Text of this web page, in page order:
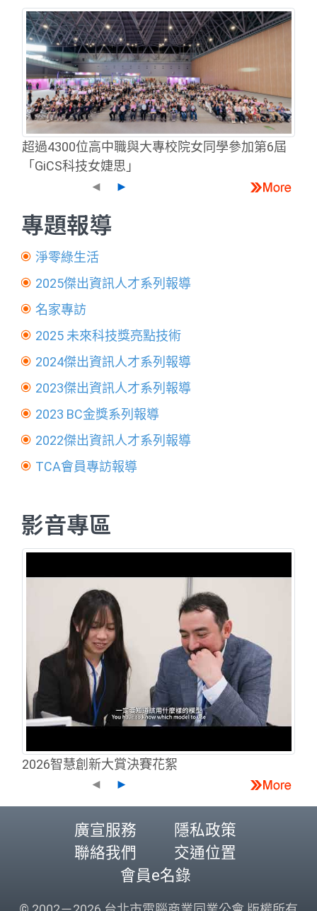
超過4300位高中職與大專校院女同學參加第6屆
「GiCS科技女婕思」
◄
►
專題報導
淨零綠生活
2025傑出資訊人才系列報導
名家專訪
2025 未來科技獎亮點技術
2024傑出資訊人才系列報導
2023傑出資訊人才系列報導
2023 BC金獎系列報導
2022傑出資訊人才系列報導
TCA會員專訪報導
影音專區
2026智慧創新大賞決賽花絮
◄
►
廣宣服務
隱私政策
聯絡我們
交通位置
會員e名錄